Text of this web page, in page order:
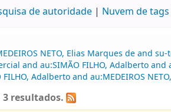
de autoridade Nuvem de tags
NETO, Elias Marques de and
and au:SIMÃO FILHO, Adalberto and
Adalberto and au:MEDEIROS
resultados.